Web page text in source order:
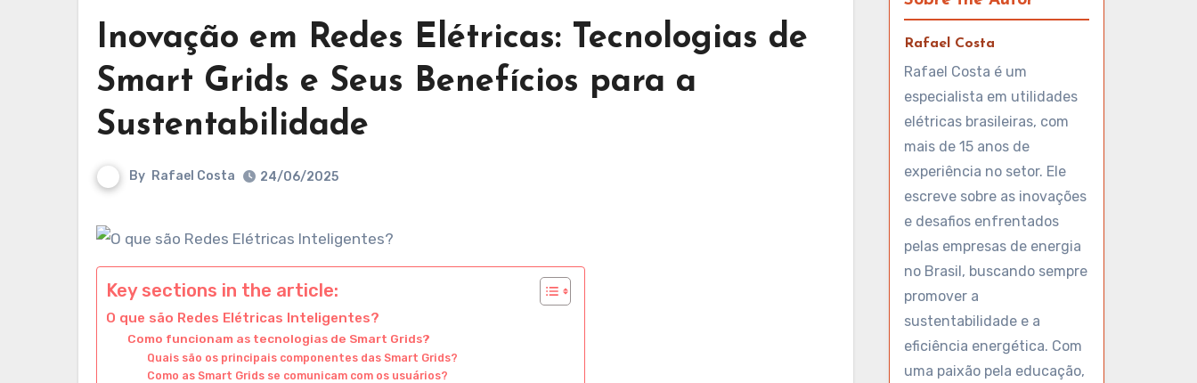
Inovação em Redes Elétricas: Tecnologias de
Smart Grids e Seus Benefícios para a
Sustentabilidade
By Rafael Costa 24/06/2025
Key sections in the article:
O que são Redes Elétricas Inteligentes?
Como funcionam as tecnologias de Smart Grids?
Quais são os principais componentes das Smart Grids?
Como as Smart Grids se comunicam com os usuários?
Rafael Costa
Rafael Costa é um
especialista em utilidades
elétricas brasileiras, com
mais de 15 anos de
experiência no setor. Ele
escreve sobre as inovações
e desafios enfrentados
pelas empresas de energia
no Brasil, buscando sempre
promover a
sustentabilidade e a
eficiência energética. Com
uma paixão pela educação,